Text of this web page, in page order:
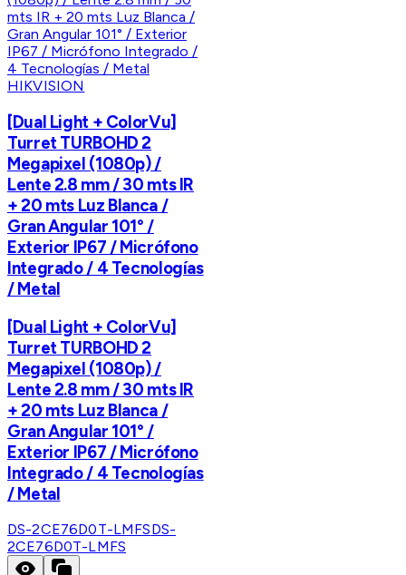
HIKVISION
[Dual Light + ColorVu]
Turret TURBOHD 2
Megapixel (1080p) /
Lente 2.8 mm / 30 mts IR
+ 20 mts Luz Blanca /
Gran Angular 101° /
Exterior IP67 / Micrófono
Integrado / 4 Tecnologías
/ Metal
[Dual Light + ColorVu]
Turret TURBOHD 2
Megapixel (1080p) /
Lente 2.8 mm / 30 mts IR
+ 20 mts Luz Blanca /
Gran Angular 101° /
Exterior IP67 / Micrófono
Integrado / 4 Tecnologías
/ Metal
DS-2CE76D0T-LMFSDS-
2CE76D0T-LMFS